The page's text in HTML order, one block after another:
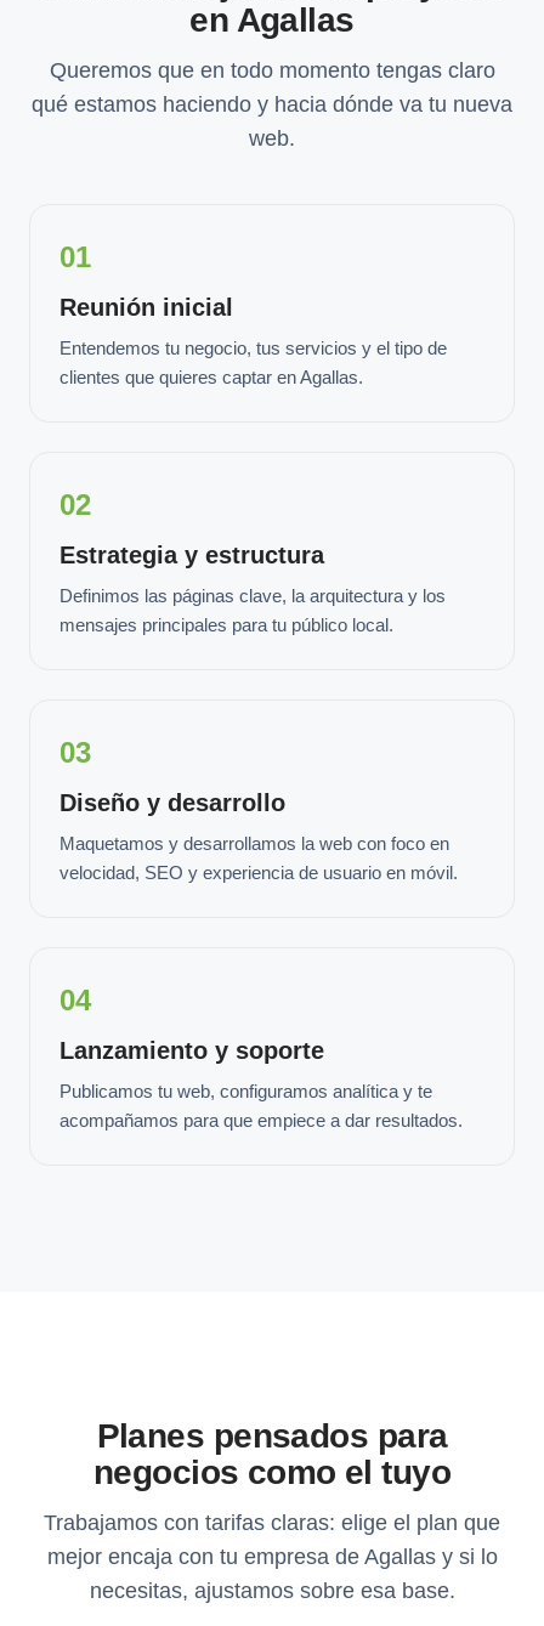
en Agallas
Queremos que en todo momento tengas claro
qué estamos haciendo y hacia dónde va tu nueva
web.
01
Reunión inicial
Entendemos tu negocio, tus servicios y el tipo de
clientes que quieres captar en Agallas.
02
Estrategia y estructura
Definimos las páginas clave, la arquitectura y los
mensajes principales para tu público local.
03
Diseño y desarrollo
Maquetamos y desarrollamos la web con foco en
velocidad, SEO y experiencia de usuario en móvil.
04
Lanzamiento y soporte
Publicamos tu web, configuramos analítica y te
acompañamos para que empiece a dar resultados.
Planes pensados para
negocios como el tuyo
Trabajamos con tarifas claras: elige el plan que
mejor encaja con tu empresa de Agallas y si lo
necesitas, ajustamos sobre esa base.